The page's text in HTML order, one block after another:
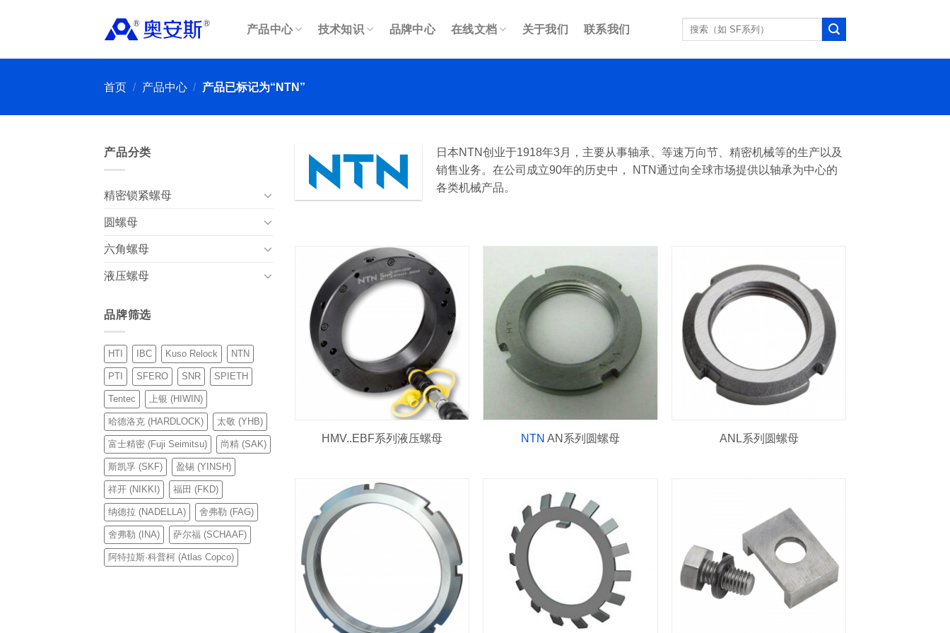
产品中心 技术知识 品牌中心 在线文档 关于我们 联系我们
索：
首页 / 产品中心 / 产品已标记为“NTN”
产品分类
精密锁紧螺母
圆螺母
六角螺母
液压螺母
品牌筛选
HTI IBC Kuso Relock NTN
PTI SFERO SNR SPIETH
Tentec 上银 (HIWIN)
哈德洛克 (HARDLOCK) 太敬 (YHB)
富士精密 (Fuji Seimitsu) 尚精 (SAK)
斯凯孚 (SKF) 盈锡 (YINSH)
祥开 (NIKKI) 福田 (FKD)
纳德拉 (NADELLA) 舍弗勒 (FAG)
舍弗勒 (INA) 萨尔福 (SCHAAF)
阿特拉斯·科普柯 (Atlas Copco)
日本NTN创业于1918年3月，主要从事轴承、等速万向节、精密机械等的生产以及
销售业务。在公司成立90年的历史中， NTN通过向全球市场提供以轴承为中心的
各类机械产品。
HMV..EBF系列液压螺母 NTN AN系列圆螺母 ANL系列圆螺母